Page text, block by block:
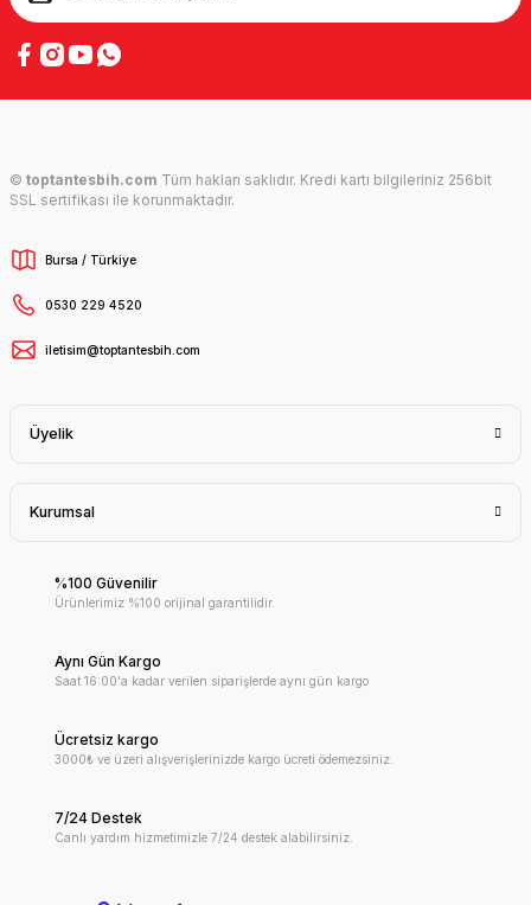
© toptantesbih.com Tüm hakları saklıdır. Kredi kartı bilgileriniz 256bit
SSL sertifikası ile korunmaktadır.
Bursa / Türkiye
0530 229 4520
iletisim@toptantesbih.com
Üyelik
Kurumsal
%100 Güvenilir
Ürünlerimiz %100 orijinal garantilidir.
Aynı Gün Kargo
Saat 16:00'a kadar verilen siparişlerde aynı gün kargo
Ücretsiz kargo
3000₺ ve üzeri alışverişlerinizde kargo ücreti ödemezsiniz.
7/24 Destek
Canlı yardım hizmetimizle 7/24 destek alabilirsiniz.